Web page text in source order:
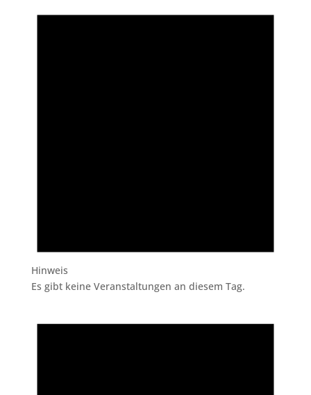
Hinweis
Es gibt keine Veranstaltungen an diesem Tag.